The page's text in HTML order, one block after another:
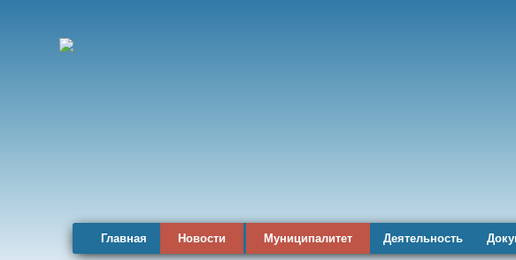
Главная Новости Муниципалитет Деятельность